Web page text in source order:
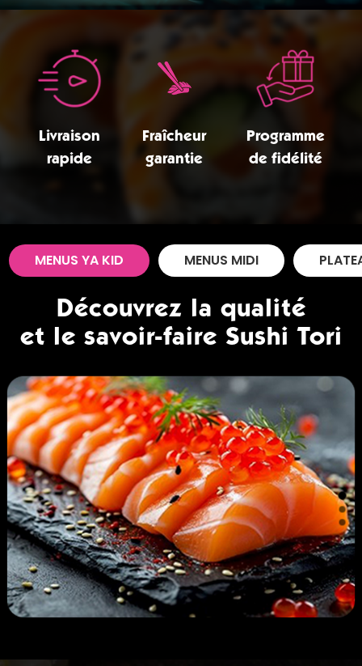
Livraison
rapide
Fraîcheur
garantie
Programme
de fidélité
MENUS YA KID MENUS MIDI
Découvrez la qualité
et le savoir-faire Sushi Tori